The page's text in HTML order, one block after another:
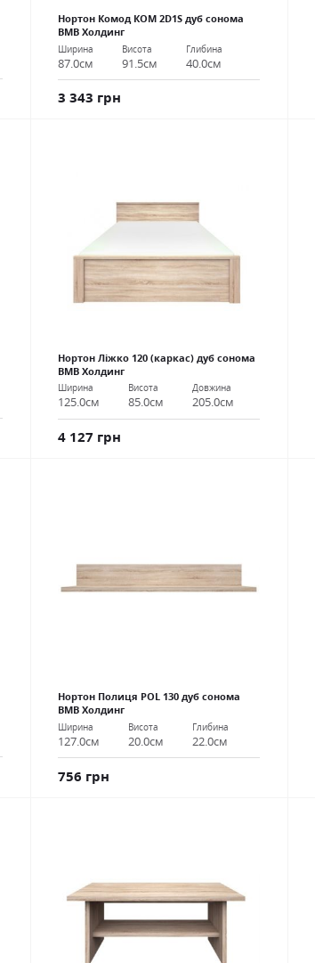
Нортон Комод КОМ 2D1S дуб сонома
ВМВ Холдинг
Ширина
87.0см
Висота
91.5см
Глибина
40.0см
3 343 грн
Нортон Ліжко 120 (каркас) дуб сонома
ВМВ Холдинг
Ширина
125.0см
Висота
85.0см
Довжина
205.0см
4 127 грн
Нортон Полиця POL 130 дуб сонома
ВМВ Холдинг
Ширина
127.0см
Висота
20.0см
Глибина
22.0см
756 грн